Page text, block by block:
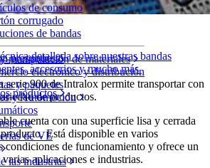
detallada sobre nuestras bandas
accesorios y mucho más
productos
de consumo
corrugado
de bandas
manipulación de materiales
electrónico y distribución
y paquetes
y Automoción
de VE
las industrias
presupuesto
serie 900 de Intralox permite transportar con
de productos.
cuenta con una superficie lisa y cerrada
Está disponible en varios
condiciones de funcionamiento y ofrece un
aplicaciones e industrias.